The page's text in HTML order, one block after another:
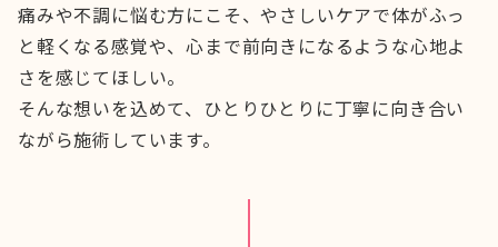
痛みや不調に悩む方にこそ、やさしいケアで体がふっ
と軽くなる感覚や、心まで前向きになるような心地よ
さを感じてほしい。
そんな想いを込めて、ひとりひとりに丁寧に向き合い
ながら施術しています。